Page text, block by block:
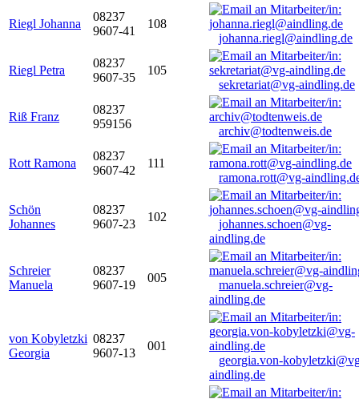
Riegl Johanna
08237
9607-41
108
johanna.riegl@aindling.de
Riegl Petra
08237
9607-35
105
sekretariat@vg-aindling.de
Riß Franz
08237
959156
archiv@todtenweis.de
Rott Ramona
08237
9607-42
111
ramona.rott@vg-
Schön
Johannes
08237
9607-23
102
johannes.schoen@vg-
aindling.de
Schreier
Manuela
08237
9607-19
005
manuela.schreier@vg-
aindling.de
von Kobyletzki
Georgia
08237
9607-13
001
georgia.von-
aindling.de